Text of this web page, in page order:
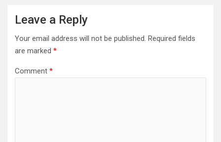
Leave a Reply
Your email address will not be published. Required fields
are marked *
Comment *